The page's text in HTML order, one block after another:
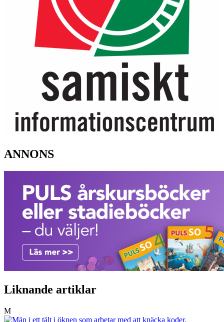
ANNONS
Liknande artiklar
M